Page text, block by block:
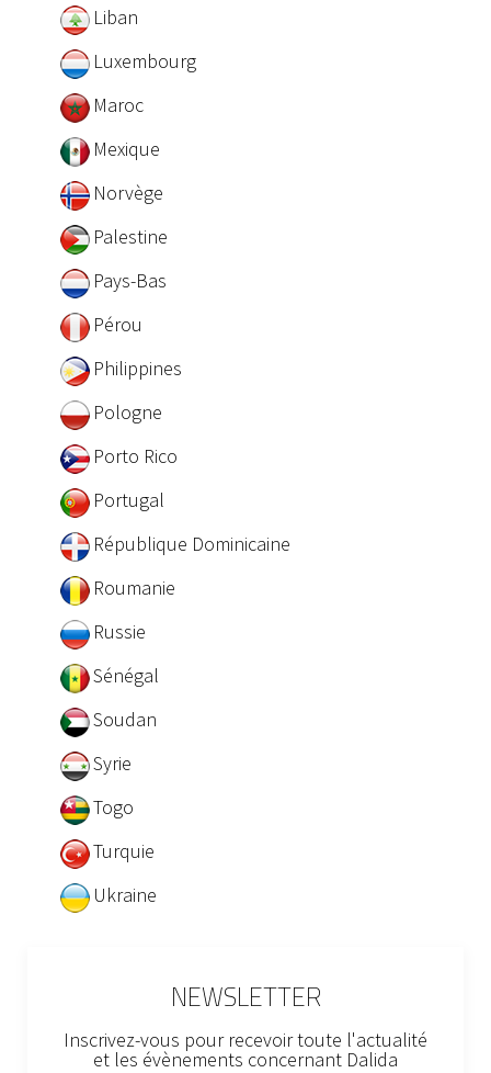
Liban
Luxembourg
Maroc
Mexique
Norvège
Palestine
Pays-Bas
Pérou
Philippines
Pologne
Porto Rico
Portugal
République Dominicaine
Roumanie
Russie
Sénégal
Soudan
Syrie
Togo
Turquie
Ukraine
NEWSLETTER
Inscrivez-vous pour recevoir toute l'actualité
et les évènements concernant Dalida